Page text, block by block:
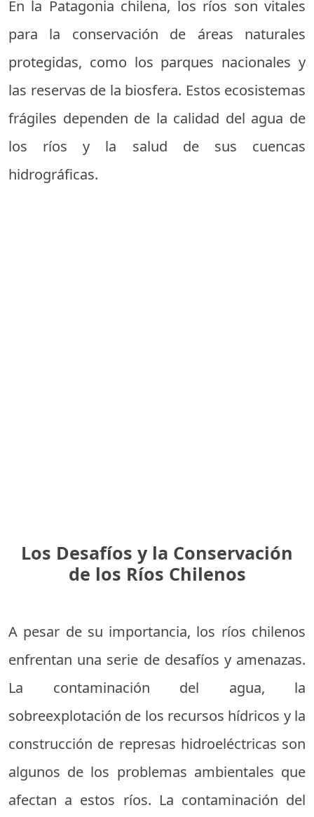
En la Patagonia chilena, los ríos son vitales
para la conservación de áreas naturales
protegidas, como los parques nacionales y
las reservas de la biosfera. Estos ecosistemas
frágiles dependen de la calidad del agua de
los ríos y la salud de sus cuencas
hidrográficas.
Los Desafíos y la Conservación
de los Ríos Chilenos
A pesar de su importancia, los ríos chilenos
enfrentan una serie de desafíos y amenazas.
La contaminación del agua, la
sobreexplotación de los recursos hídricos y la
construcción de represas hidroeléctricas son
algunos de los problemas ambientales que
afectan a estos ríos. La contaminación del